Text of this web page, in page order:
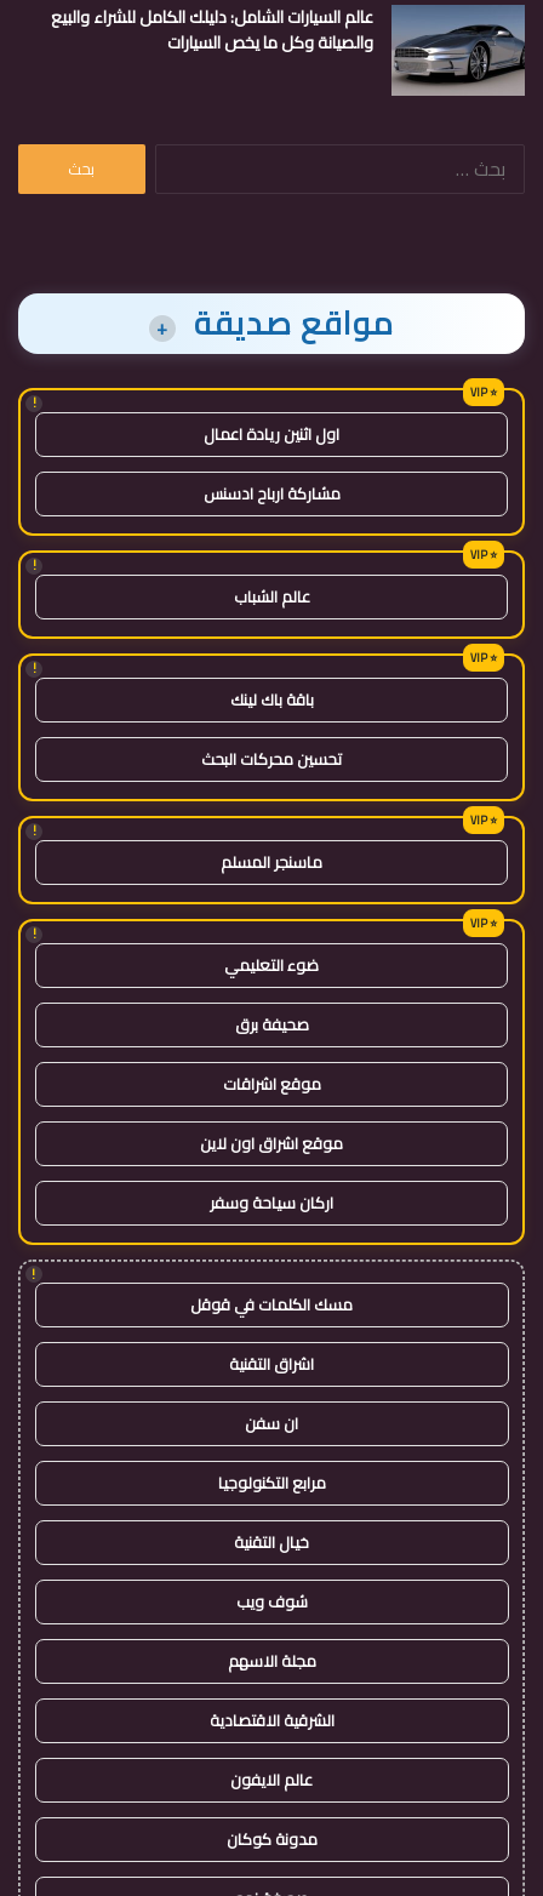
عالم السيارات الشامل: دليلك الكامل للشراء والبيع
والصيانة وكل ما يخص السيارات
البحث
مواقع صديقة +
!
اول اثنين ريادة اعمال
مشاركة ارباح ادسنس
!
عالم الشباب
!
باقة باك لينك
تحسين محركات البحث
!
ماسنجر المسلم
!
ضوء التعليمي
صحيفة برق
موقع اشراقات
موقع اشراق اون لاين
اركان سياحة وسفر
!
مسك الكلمات في قوقل
اشراق التقنية
ان سفن
مرابع التكنولوجيا
خيال التقنية
شوف ويب
مجلة الاسهم
الشرقية الاقتصادية
عالم الايفون
مدونة كوكان